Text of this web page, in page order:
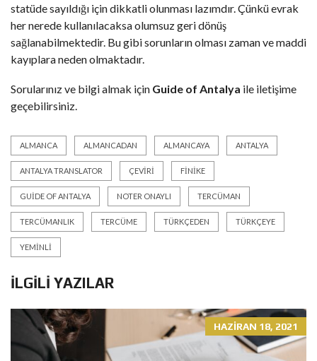
statüde sayıldığı için dikkatli olunması lazımdır. Çünkü evrak
her nerede kullanılacaksa olumsuz geri dönüş
sağlanabilmektedir. Bu gibi sorunların olması zaman ve maddi
kayıplara neden olmaktadır.
Sorularınız ve bilgi almak için Guide of Antalya ile iletişime
geçebilirsiniz.
ALMANCA ALMANCADAN ALMANCAYA ANTALYA
ANTALYA TRANSLATOR ÇEVIRI FINIKE
GUIDE OF ANTALYA NOTER ONAYLI TERCÜMAN
TERCÜMANLIK TERCÜME TÜRKÇEDEN TÜRKÇEYE
YEMINLI
İLGILI YAZILAR
HAZIRAN 18, 2021